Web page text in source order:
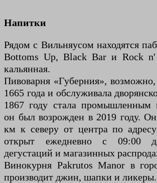
Напитки
Рядом с Вильняусом находятся
Bottoms Up, Black Bar и Rock
кальянная.
Пивоварня «Губерния»,
1665 года и обслуживала
1867 году стала промышленным
он был возрожден в 2019 году.
км к северу от центра по
открыт ежедневно с 09:00
дегустаций и магазинных
Винокурня Pakrutos Manor в
производит джин, шапки и ликеры.